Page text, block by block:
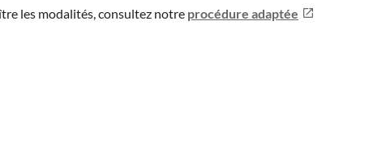
les modalités, consultez notre procédure adaptée